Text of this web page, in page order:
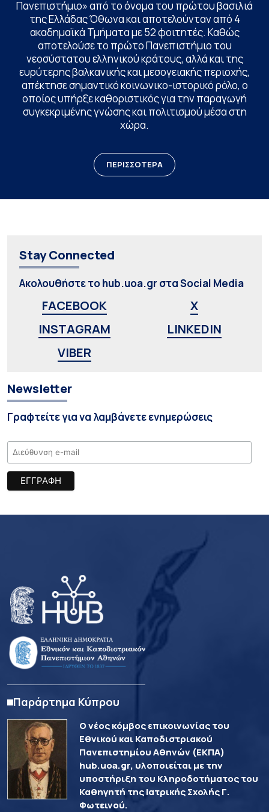
Πανεπιστήμιο» από το όνομα του πρώτου βασιλιά
της Ελλάδας Όθωνα και αποτελούνταν από 4
ακαδημαϊκά Τμήματα με 52 φοιτητές. Καθώς
αποτελούσε το πρώτο Πανεπιστήμιο του
νεοσύστατου ελληνικού κράτους, αλλά και της
ευρύτερης βαλκανικής και μεσογειακής περιοχής,
απέκτησε σημαντικό κοινωνικο-ιστορικό ρόλο, ο
οποίος υπήρξε καθοριστικός για την παραγωγή
συγκεκριμένης γνώσης και πολιτισμού μέσα στη
χώρα.
ΠΕΡΙΣΣΟΤΕΡΑ
Stay Connected
Ακολουθήστε το hub.uoa.gr στα Social Media
FACEBOOK
X
INSTAGRAM
LINKEDIN
VIBER
Newsletter
Γραφτείτε για να λαμβάνετε ενημερώσεις
Παράρτημα Κύπρου
Ο νέος κόμβος επικοινωνίας του
Εθνικού και Καποδιστριακού
Πανεπιστημίου Αθηνών (ΕΚΠΑ)
hub.uoa.gr, υλοποιείται με την
υποστήριξη του Κληροδοτήματος του
Καθηγητή της Ιατρικής Σχολής Γ.
Φωτεινού.